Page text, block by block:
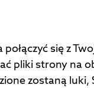
się z
pliki strony na
zostaną